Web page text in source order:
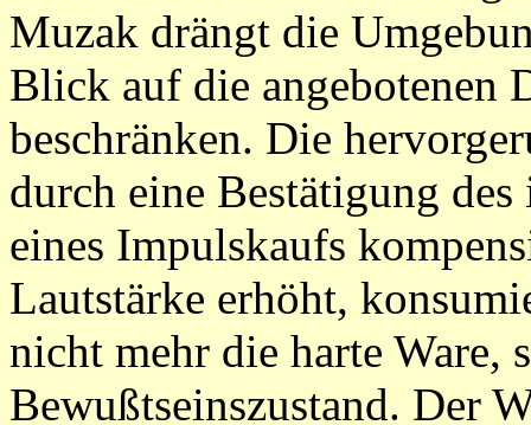
Muzak drängt die
Blick auf die angebotenen
beschränken. Die
durch eine Bestätigung
eines Impulskaufs
Lautstärke erhöht,
nicht mehr die harte Ware,
Bewußtseinszustand. Der